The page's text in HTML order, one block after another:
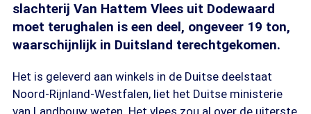
slachterij Van Hattem Vlees uit Dodewaard
moet terughalen is een deel, ongeveer 19 ton,
waarschijnlijk in Duitsland terechtgekomen.
Het is geleverd aan winkels in de Duitse deelstaat
Noord-Rijnland-Westfalen, liet het Duitse ministerie
van Landbouw weten. Het vlees zou al over de uiterste